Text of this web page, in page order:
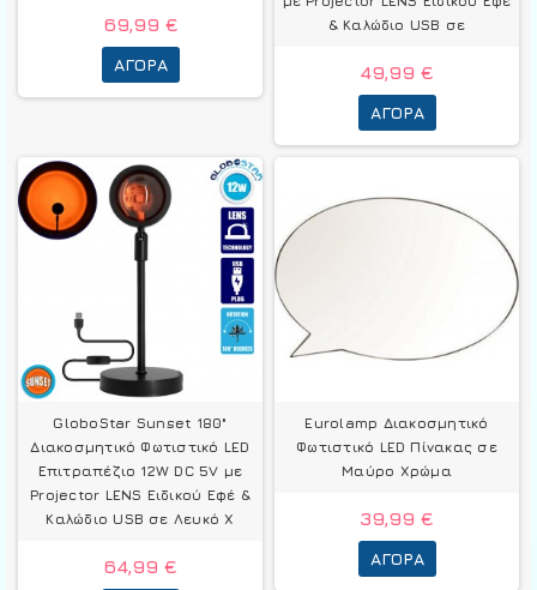
69,99 €
ΑΓΟΡΆ
& Καλώδιο USB σε
49,99 €
ΑΓΟΡΆ
GloboStar Sunset 180°
Διακοσμητικό Φωτιστικό LED
Επιτραπέζιο 12W DC 5V με
Projector LENS Ειδικού Εφέ &
Καλώδιο USB σε Λευκό Χ
64,99 €
Eurolamp Διακοσμητικό
Φωτιστικό LED Πίνακας σε
Μαύρο Χρώμα
39,99 €
ΑΓΟΡΆ